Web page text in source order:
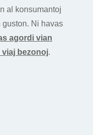
al konsumantoj
Ni havas
agordi vian
viaj bezonoj.